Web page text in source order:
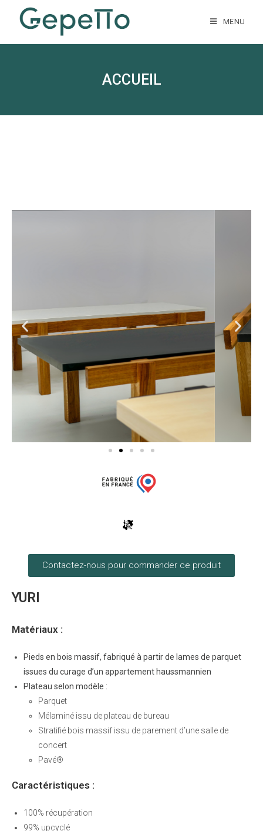
MENU
ACCUEIL
Contactez-nous pour commander ce produit
YURI
Matériaux :
Pieds en bois massif, fabriqué à partir de lames de parquet
issues du curage d’un appartement haussmannien
Plateau selon modèle :
Parquet
Mélaminé issu de plateau de bureau
Stratifié bois massif issu de parement d’une salle de
concert
Pavé®
Caractéristiques :
100% récupération
99% upcyclé